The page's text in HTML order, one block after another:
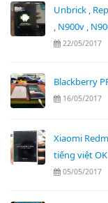
Unbrick ,
, N900v ,
22/05/2017
Blackberry
16/05/2017
Xiaomi
tiếng việt OK
05/05/2017